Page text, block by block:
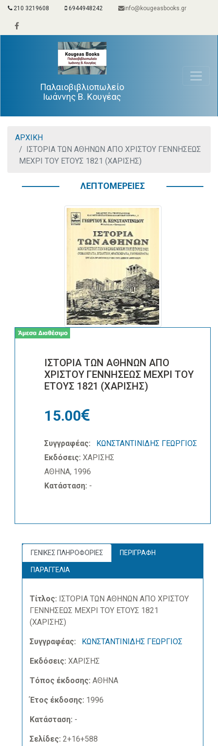
210 3219608 6944948242 info@kougeasbooks.gr
Παλαιοβιβλιοπωλείο
Ιωάννης Β. Κουγέας
ΑΡΧΙΚΗ
ΙΣΤΟΡΙΑ ΤΩΝ ΑΘΗΝΩΝ ΑΠΟ ΧΡΙΣΤΟΥ ΓΕΝΝΗΣΕΩΣ
ΜΕΧΡΙ ΤΟΥ ΕΤΟΥΣ 1821 (ΧΑΡΙΣΗΣ)
ΛΕΠΤΟΜΕΡΕΙΕΣ
ΙΣΤΟΡΙΑ ΤΩΝ ΑΘΗΝΩΝ ΑΠΟ
ΧΡΙΣΤΟΥ ΓΕΝΝΗΣΕΩΣ ΜΕΧΡΙ ΤΟΥ
ΕΤΟΥΣ 1821 (ΧΑΡΙΣΗΣ)
15.00
Συγγραφέας:
ΚΩΝΣΤΑΝΤΙΝΙΔΗΣ ΓΕΩΡΓΙΟΣ
Εκδόσεις: ΧΑΡΙΣΗΣ
ΑΘΗΝΑ, 1996
Κατάσταση: -
ΓΕΝΙΚΕΣ ΠΛΗΡΟΦΟΡΙΕΣ ΠΕΡΙΓΡΑΦΗ
ΠΑΡΑΓΓΕΛΙΑ
Τίτλος: ΙΣΤΟΡΙΑ ΤΩΝ ΑΘΗΝΩΝ ΑΠΟ ΧΡΙΣΤΟΥ
ΓΕΝΝΗΣΕΩΣ ΜΕΧΡΙ ΤΟΥ ΕΤΟΥΣ 1821
(ΧΑΡΙΣΗΣ)
Συγγραφέας: ΚΩΝΣΤΑΝΤΙΝΙΔΗΣ ΓΕΩΡΓΙΟΣ
Εκδόσεις: ΧΑΡΙΣΗΣ
Τόπος έκδοσης: ΑΘΗΝΑ
Έτος έκδοσης: 1996
Κατάσταση: -
Σελίδες: 2+16+588